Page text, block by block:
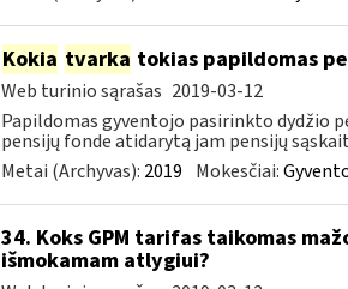
Kokia tvarka tokias papildomas
Web turinio sąrašas 2019-03-12
Papildomas gyventojo pasirinkto dydžio
pensijų fonde atidarytą jam pensijų
Metai (Archyvas): 2019 Mokesčiai:
34. Koks GPM tarifas taikomas
išmokamam atlygiui?